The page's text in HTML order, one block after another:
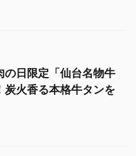
の日限定「仙台名物牛
炭火香る本格牛タンを